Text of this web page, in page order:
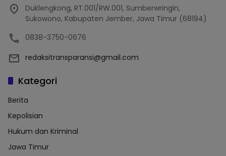
Duklengkong, RT.001/RW.001, Sumberwringin,
Sukowono, Kabupaten Jember, Jawa Timur (68194)
0838-3750-0676
redaksitransparansi@gmail.com
Kategori
Berita
Kepolisian
Hukum dan Kriminal
Jawa Timur